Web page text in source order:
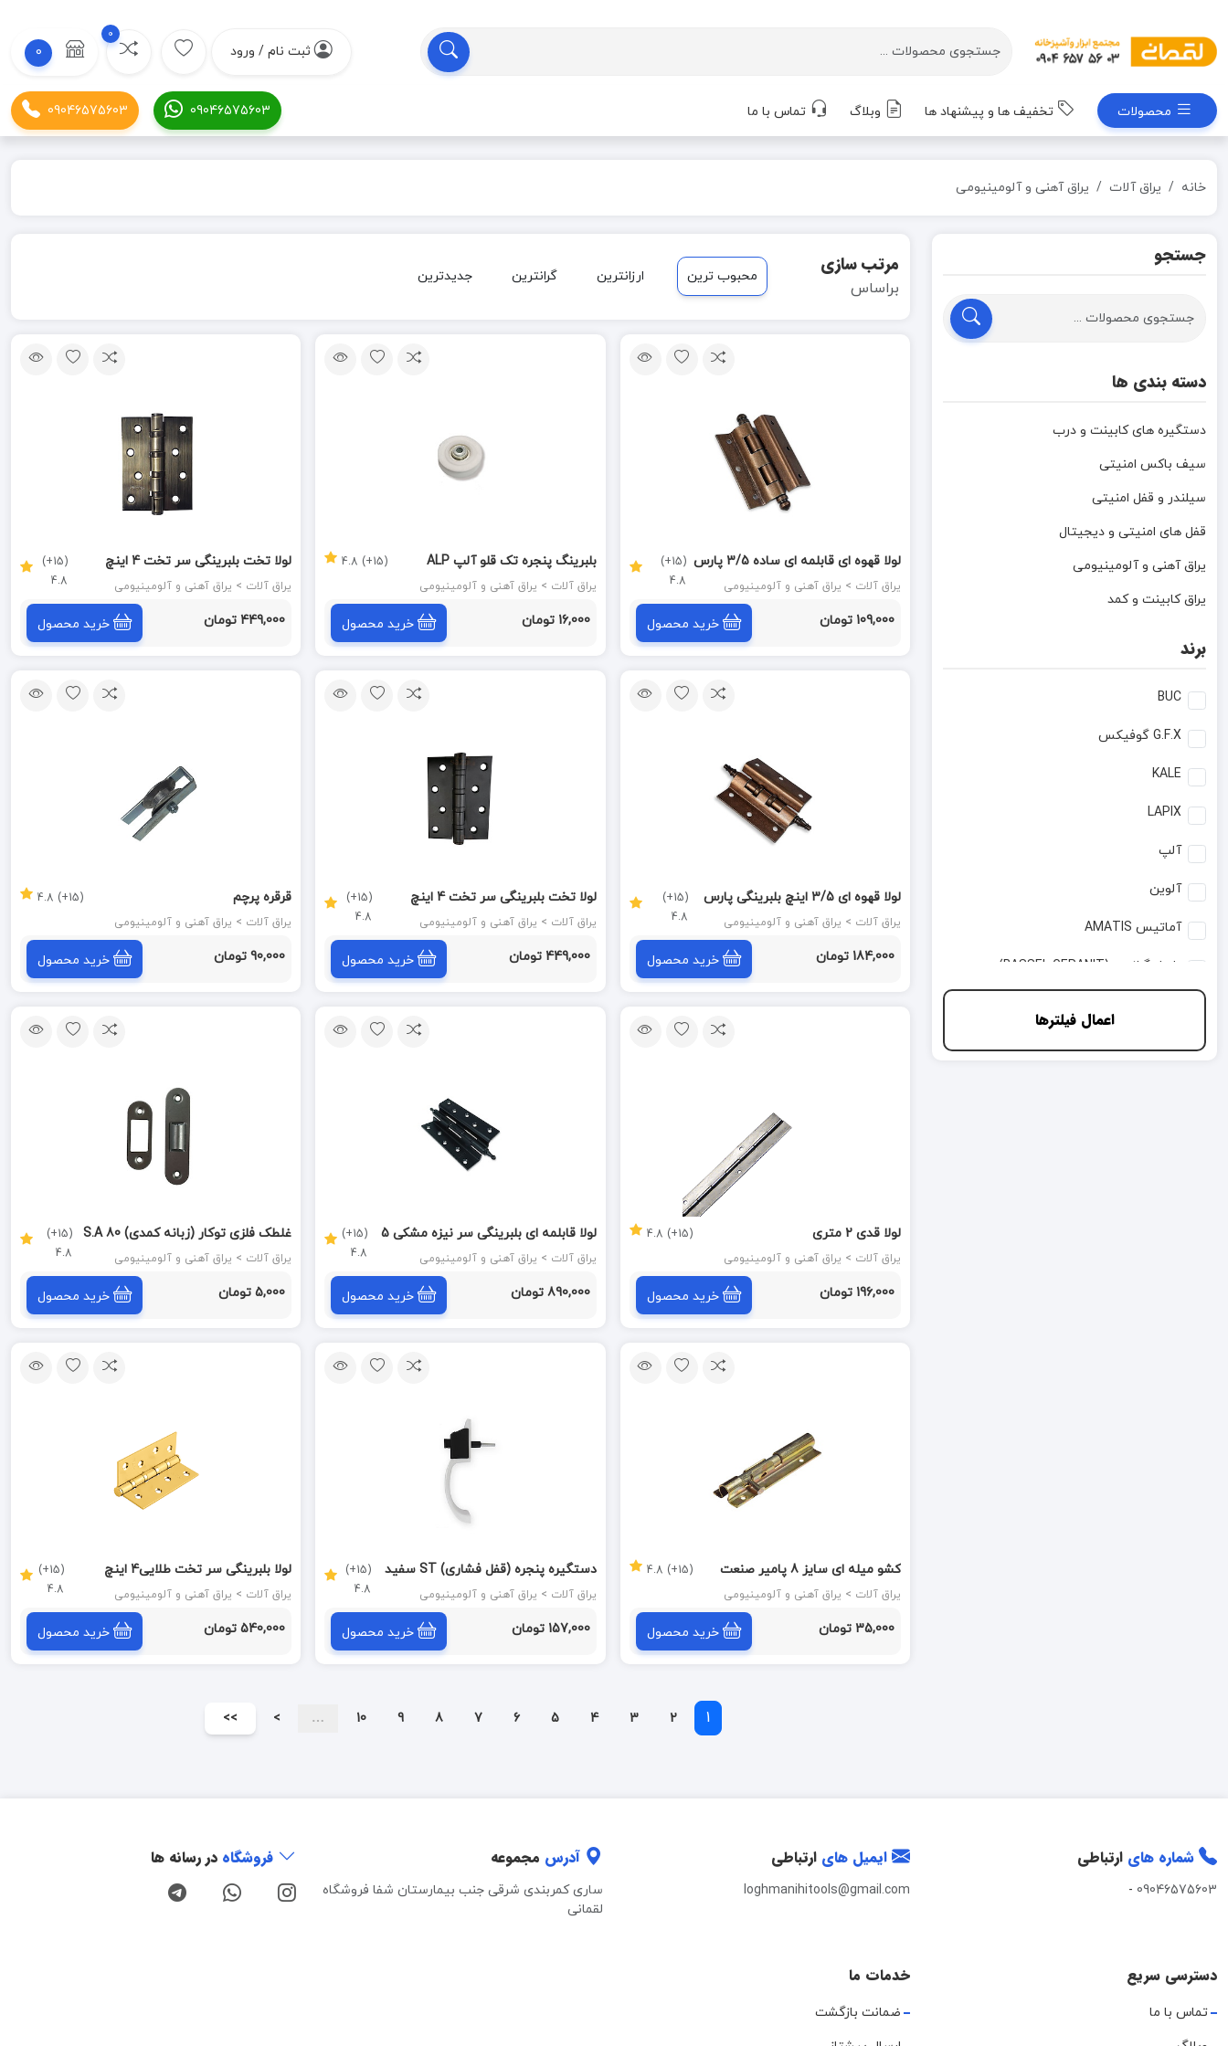
ثبت نام / ورود
0
0
محصولات تخفیف ها و پیشنهاد ها وبلاگ تماس با ما 09046575603
09046575603
خانه یراق آلات یراق آهنی و آلومینیومی
جستجو
دسته بندی ها
دستگیره های کابینت و درب
سیف باکس امنیتی
سیلندر و قفل امنیتی
قفل های امنیتی و دیجیتال
یراق آهنی و آلومینیومی
یراق کابینت و کمد
برند
BUC
G.F.X گوفیکس
KALE
LAPIX
آلپ
آلوین
آماتیس AMATIS
باسل گرانیت (BASSEL GERANIT)
اعمال فیلترها
مرتب سازی
براساس
محبوب ترین ارزانترین گرانترین جدیدترین
لولا قهوه ای قابلمه ای ساده 3/5 پارس
کلون
یراق آلات > یراق آهنی و آلومینیومی
(15+)
4.8
109,000 تومان خرید محصول
بلبرینگ پنجره تک قلو آلپ ALP
یراق آلات > یراق آهنی و آلومینیومی
(15+) 4.8
16,000 تومان خرید محصول
لولا تخت بلبرینگی سر تخت 4 اینچ
زیتونی GDO 4*3*3
یراق آلات > یراق آهنی و آلومینیومی
(15+)
4.8
449,000 تومان خرید محصول
لولا قهوه ای 3/5 اینچ بلبرینگی پارس
کلون
یراق آلات > یراق آهنی و آلومینیومی
(15+)
4.8
184,000 تومان خرید محصول
لولا تخت بلبرینگی سر تخت 4 اینچ
مشکی GDO 4*3*3
یراق آلات > یراق آهنی و آلومینیومی
(15+)
4.8
449,000 تومان خرید محصول
قرقره پرچم
یراق آلات > یراق آهنی و آلومینیومی
(15+) 4.8
90,000 تومان خرید محصول
لولا قدی 2 متری
یراق آلات > یراق آهنی و آلومینیومی
(15+) 4.8
196,000 تومان خرید محصول
لولا قابلمه ای بلبرینگی سر نیزه مشکی 5
اینچ (12/5 س.م) پرایم کد 7085
یراق آلات > یراق آهنی و آلومینیومی
(15+)
4.8
890,000 تومان خرید محصول
غلطک فلزی توکار (زبانه کمدی) 80 S.A
پایا PAYA
یراق آلات > یراق آهنی و آلومینیومی
(15+)
4.8
5,000 تومان خرید محصول
کشو میله ای سایز 8 پامیر صنعت
یراق آلات > یراق آهنی و آلومینیومی
(15+) 4.8
35,000 تومان خرید محصول
دستگیره پنجره (قفل فشاری) ST سفید
یخچالی آلپ ALP
یراق آلات > یراق آهنی و آلومینیومی
(15+)
4.8
157,000 تومان خرید محصول
لولا بلبرینگی سر تخت طلایی4 اینچ
(10س.م) پرایم کد 7054FFیراق آلات > یراق آهنی و آلومینیومی
(15+)
4.8
540,000 تومان خرید محصول
1
2
3
4
5
6
7
8
9
10
…
>
>>
شماره های ارتباطی
09046575603
-
ایمیل های ارتباطی
loghmanihitools@gmail.com
آدرس مجموعه
ساری کمربندی شرقی جنب بیمارستان شفا فروشگاه
لقمانی
فروشگاه در رسانه ها
دسترسی سریع
تماس با ما
خدمات ما
ضمانت بازگشت